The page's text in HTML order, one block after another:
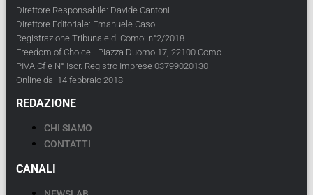
Direttore Responsabile: Davide Cantoni
Direttore Editoriale: Emanuele Caso
Registrazione Tribunale di Como: n°2/2018
Freedom of Choice - Piazza Duomo 17, 22100 Como
PIVA Cf e N° Iscr. Registro Imprese 03799020130
Online dal 14 febbraio 2018
REDAZIONE
CHI SIAMO
CONTATTI
CANALI